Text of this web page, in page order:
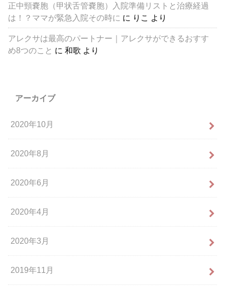
正中頸嚢胞（甲状舌管嚢胞）入院準備リストと治療経過
は！？ママが緊急入院その時に に りこ より
アレクサは最高のパートナー｜アレクサができるおすす
め8つのこと に和歌 より
アーカイブ
2020年10月
2020年8月
2020年6月
2020年4月
2020年3月
2019年11月